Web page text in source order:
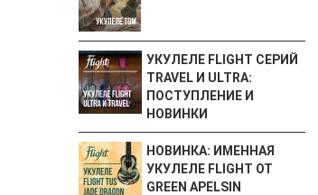
УКУЛЕЛЕ FLIGHT СЕРИЙ
TRAVEL И ULTRA:
ПОСТУПЛЕНИЕ И
НОВИНКИ
НОВИНКА: ИМЕННАЯ
УКУЛЕЛЕ FLIGHT ОТ
GREEN APELSIN